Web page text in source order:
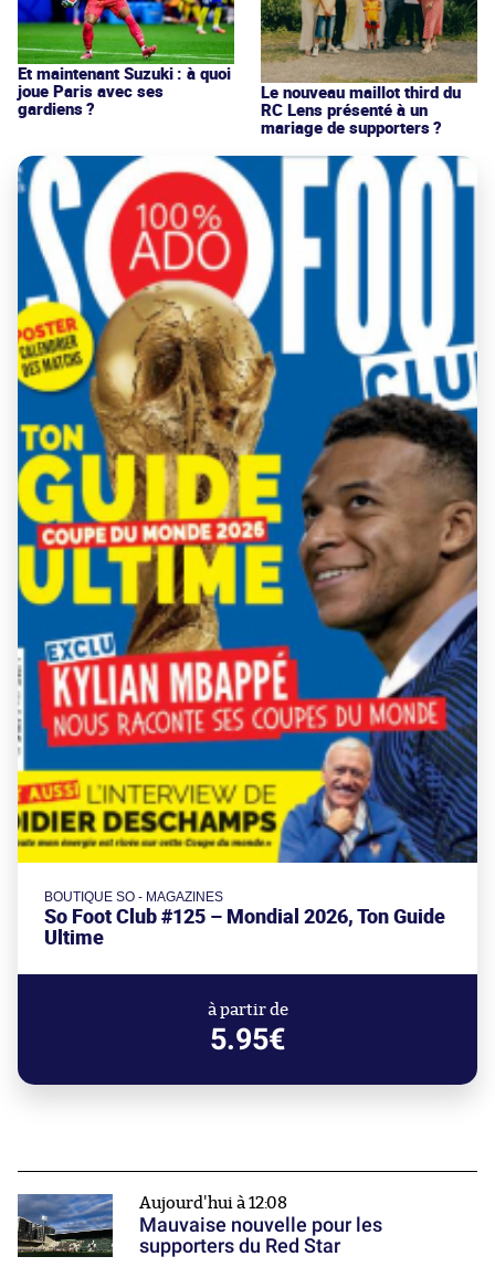
Et maintenant Suzuki : à quoi
joue Paris avec ses
gardiens ?
Le nouveau maillot third du
RC Lens présenté à un
mariage de supporters ?
BOUTIQUE SO - MAGAZINES
So Foot Club #125 – Mondial 2026, Ton Guide
Ultime
à partir de
5.95€
Aujourd'hui à 12:08
Mauvaise nouvelle pour les
supporters du Red Star